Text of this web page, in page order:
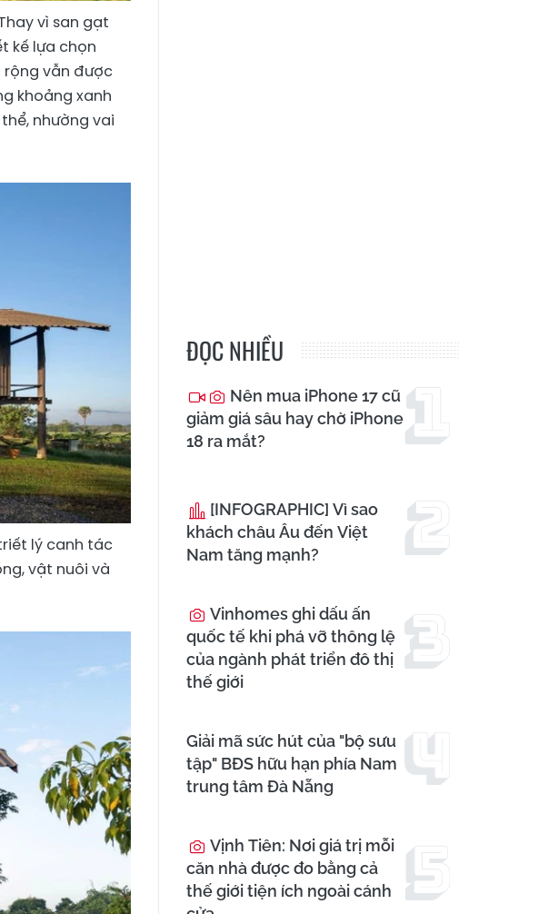
vì san gạt
kế lựa chọn
rộng vẫn được
khoảng xanh
nhường vai
lý canh tác
vật nuôi và
ĐỌC NHIỀU
Nên mua iPhone 17 cũ
giảm giá sâu hay chờ iPhone
18 ra mắt?
[INFOGRAPHIC] Vì sao
khách châu Âu đến Việt
Nam tăng mạnh?
Vinhomes ghi dấu ấn
quốc tế khi phá vỡ thông lệ
của ngành phát triển đô thị
thế giới
Giải mã sức hút của "bộ sưu
tập" BĐS hữu hạn phía Nam
trung tâm Đà Nẵng
Vịnh Tiên: Nơi giá trị mỗi
căn nhà được đo bằng cả
thế giới tiện ích ngoài cánh